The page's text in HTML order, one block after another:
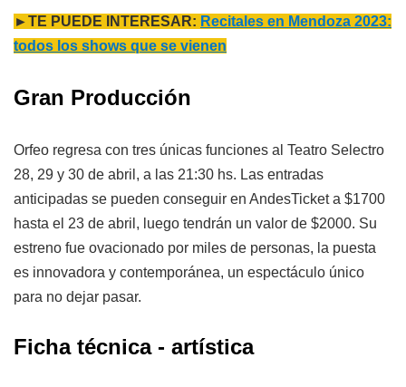
►TE PUEDE INTERESAR: Recitales en Mendoza 2023:
todos los shows que se vienen
Gran Producción
Orfeo regresa con tres únicas funciones al Teatro Selectro
28, 29 y 30 de abril, a las 21:30 hs. Las entradas
anticipadas se pueden conseguir en AndesTicket a $1700
hasta el 23 de abril, luego tendrán un valor de $2000. Su
estreno fue ovacionado por miles de personas, la puesta
es innovadora y contemporánea, un espectáculo único
para no dejar pasar.
Ficha técnica - artística